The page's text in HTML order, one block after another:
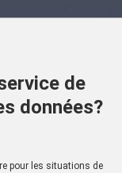
de
données?
pour les situations de